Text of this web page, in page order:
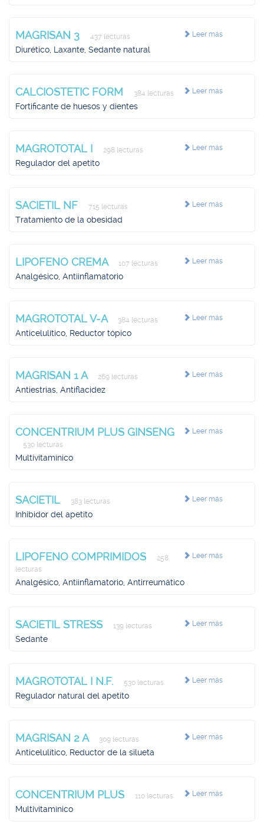
Leer más
MAGRISAN 3 437 lecturas
Diurético, Laxante, Sedante natural
Leer más
CALCIOSTETIC FORM 384 lecturas
Fortificante de huesos y dientes
Leer más
MAGROTOTAL I 298 lecturas
Regulador del apetito
Leer más
SACIETIL NF 715 lecturas
Tratamiento de la obesidad
Leer más
LIPOFENO CREMA 107 lecturas
Analgésico, Antiinflamatorio
Leer más
MAGROTOTAL V-A 384 lecturas
Anticelulítico, Reductor tópico
Leer más
MAGRISAN 1 A 269 lecturas
Antiestrías, Antiflacidez
Leer más
CONCENTRIUM PLUS GINSENG
530 lecturas
Multivitamínico
Leer más
SACIETIL 383 lecturas
Inhibidor del apetito
Leer más
LIPOFENO COMPRIMIDOS
258
lecturas
Analgésico, Antiinflamatorio, Antirreumático
Leer más
SACIETIL STRESS 139 lecturas
Sedante
Leer más
MAGROTOTAL I N.F. 530 lecturas
Regulador natural del apetito
Leer más
MAGRISAN 2 A 309 lecturas
Anticelulítico, Reductor de la silueta
Leer más
CONCENTRIUM PLUS 110 lecturas
Multivitamínico